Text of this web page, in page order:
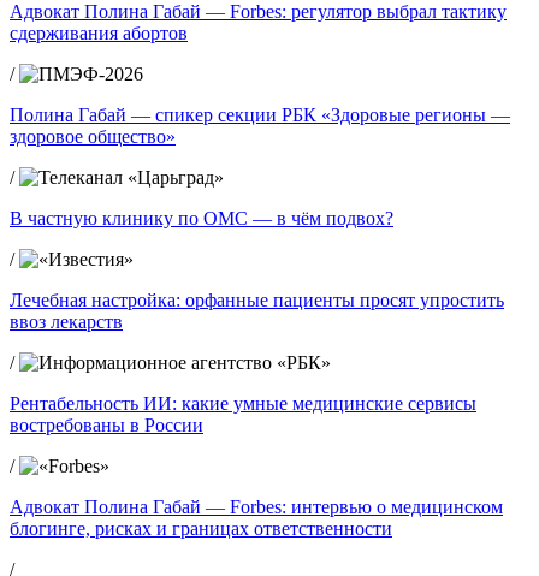
Адвокат Полина Габай — Forbes: регулятор выбрал тактику
сдерживания абортов
/
Полина Габай — спикер секции РБК «Здоровые регионы —
здоровое общество»
/
В частную клинику по ОМС — в чём подвох?
/
Лечебная настройка: орфанные пациенты просят упростить
ввоз лекарств
/
Рентабельность ИИ: какие умные медицинские сервисы
востребованы в России
/
Адвокат Полина Габай — Forbes: интервью о медицинском
блогинге, рисках и границах ответственности
/